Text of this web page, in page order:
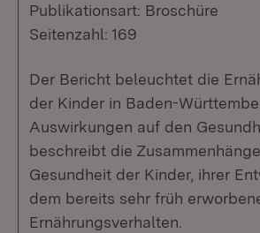
Publikationsart: Broschüre
Seitenzahl: 169
Der Bericht beleuchtet die
der Kinder in Baden-
Auswirkungen auf den
beschreibt die
Gesundheit der Kinder, ihrer
dem bereits sehr früh
Ernährungsverhalten.